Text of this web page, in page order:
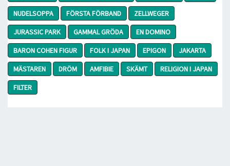
NUDELSOPPA
FÖRSTA FÖRBAND
ZELLWEGER
JURASSIC PARK
GAMMAL GRÖDA
EN DOMINO
BARON COHEN FIGUR
FOLK I JAPAN EPIGON
JAKARTA
MÄSTAREN
DRÖM AMFIBIE SKÄMT
RELIGION I JAPAN
FILTER